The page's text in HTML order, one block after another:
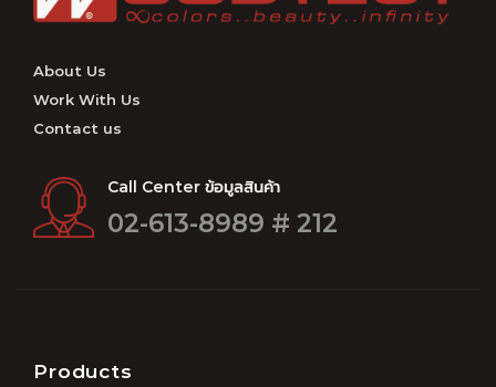
About Us
Work With Us
Contact us
Call Center ข้อมูลสินค้า
02-613-8989 # 212
Products